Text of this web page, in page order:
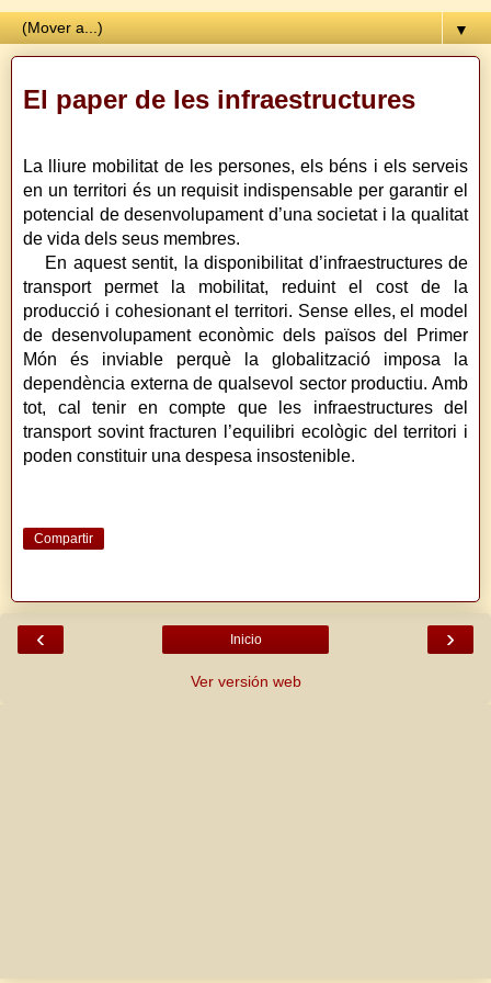
▼
El paper de les infraestructures
La lliure mobilitat de les persones, els béns i els serveis
en un territori és un requisit indispensable per garantir el
potencial de desenvolupament d’una societat i la qualitat
de vida dels seus membres.
En aquest sentit, la disponibilitat d’infraestructures de
transport permet la mobilitat, reduint el cost de la
producció i cohesionant el territori. Sense elles, el model
de desenvolupament econòmic dels països del Primer
Món és inviable perquè la globalització imposa la
dependència externa de qualsevol sector productiu. Amb
tot, cal tenir en compte que les infraestructures del
transport sovint fracturen l’equilibri ecològic del territori i
poden constituir una despesa insostenible.
Compartir
‹ ›
Inicio
Ver versión web